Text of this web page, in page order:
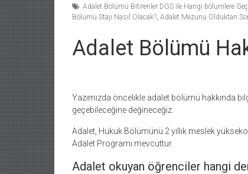
Adalet Bölümü Bitirenler DGS ile Hangi bölümlere
Bölümü Stajı Nasıl Olacak?, Adalet Mezunu Olduktan
Adalet Bölümü
Yazımızda öncelikle adalet bölümü hakkında
geçebileceğine değineceğiz.
Adalet, Hukuk Bölümünü 2 yıllık meslek
Adalet Programı mevcuttur.
Adalet okuyan öğrenciler hangi